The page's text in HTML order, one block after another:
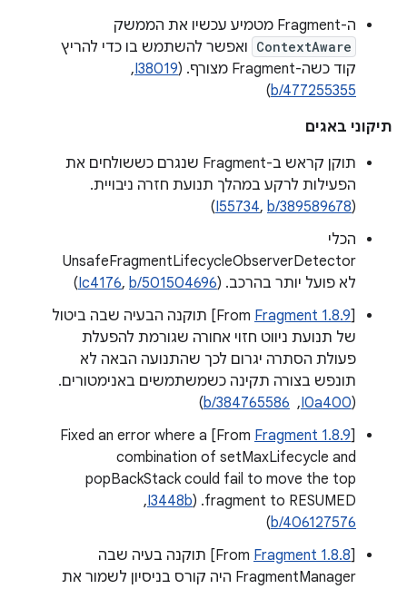
ה-Fragment מטמיע עכשיו את הממשק
ContextAware ואפשר להשתמש בו כדי להריץ
קוד כשה-Fragment מצורף. (
I38019
, ‏
b/477255355
)
תיקוני באגים
תוקן קראש ב-Fragment שנגרם כששולחים את
הפעילות לרקע במהלך תנועת חזרה ניבויית.
(
I55734, b/389589678
)
הכלי
UnsafeFragmentLifecycleObserverDetector
לא פועל יותר בהרכב. (
Ic4176, b/501504696
)
‫[From
Fragment 1.8.9
] תוקנה הבעיה שבה ביטול
של תנועת ניווט חזוי אחורה שגורמת להפעלת
פעולת הסתרה יגרום לכך שהתנועה הבאה לא
תונפש בצורה תקינה כשמשתמשים באנימטורים.
‫(
I0a400
, ‏
b/384765586
)
‫[From
Fragment 1.8.9
] Fixed an error where a
combination of setMaxLifecycle and
popBackStack could fail to move the top
fragment to RESUMED. ‫(
I3448b
, ‏
b/406127576
)
‫[From
Fragment 1.8.8
] תוקנה בעיה שבה
FragmentManager היה קורס בניסיון לשמור את